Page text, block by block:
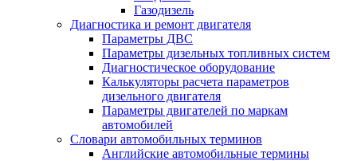
Газодизель
Диагностика и ремонт двигателя
Параметры ДВС
Параметры дизельных топливных систем
Диагностическое оборудование
Калькуляторы расчета параметров
дизельного двигателя
Параметры двигателей по маркам
автомобилей
Словари автомобильных терминов
Английские автомобильные термины